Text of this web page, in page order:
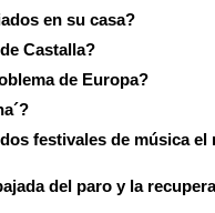
en su casa?
Castalla?
de Europa?
festivales de música el
del paro y la